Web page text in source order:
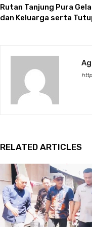
Rutan Tanjung Pura
dan Keluarga serta
RELATED ARTICLES